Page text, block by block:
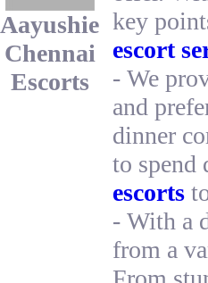
Aayushie
Chennai
Escorts
key
escort
- We
and
dinner
to
escorts
- With a
from a